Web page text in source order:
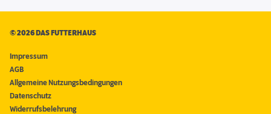
©2026 DAS FUTTERHAUS
Impressum
AGB
Allgemeine Nutzungsbedingungen
Datenschutz
Widerrufsbelehrung